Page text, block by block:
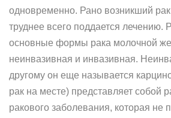
одновременно. Рано возникший
труднее всего поддается лечению.
основные формы рака молочной
неинвазивная и инвазивная.
другому он еще называется
рак на месте) представляет
ракового заболевания, которая не